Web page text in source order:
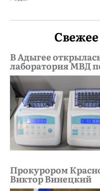
В Адыгее
лаборатория МВД
Прокурором
Виктор Винецкий